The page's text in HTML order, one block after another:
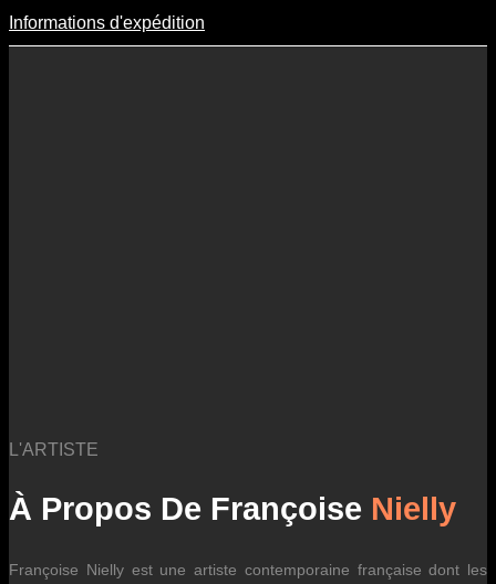
Informations D'expédition
Informations d'expédition
L'ARTISTE
À Propos De Françoise Nielly
Françoise Nielly est une artiste contemporaine française dont les